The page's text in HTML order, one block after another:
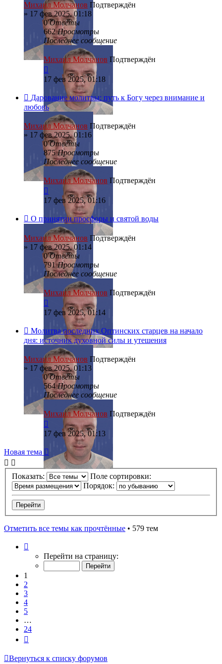
Михаил Молчанов Подтверждён
» 17 фев 2025, 01:18
0Ответы
662Просмотры
Последнее сообщение
Михаил Молчанов Подтверждён
17 фев 2025, 01:18
Дарование молитвы: путь к Богу через внимание и
любовь
Михаил Молчанов Подтверждён
» 17 фев 2025, 01:16
0Ответы
875Просмотры
Последнее сообщение
Михаил Молчанов Подтверждён
17 фев 2025, 01:16
О принятии просфоры и святой воды
Михаил Молчанов Подтверждён
» 17 фев 2025, 01:14
0Ответы
791Просмотры
Последнее сообщение
Михаил Молчанов Подтверждён
17 фев 2025, 01:14
Молитва последних Оптинских старцев на начало
дня: источник духовной силы и утешения
Михаил Молчанов Подтверждён
» 17 фев 2025, 01:13
0Ответы
564Просмотры
Последнее сообщение
Михаил Молчанов Подтверждён
17 фев 2025, 01:13
Новая тема
Показать:
Поле сортировки:
Порядок:
Отметить все темы как прочтённые • 579 тем
Перейти на страницу:
1
2
3
4
5
…
24
Вернуться к списку форумов